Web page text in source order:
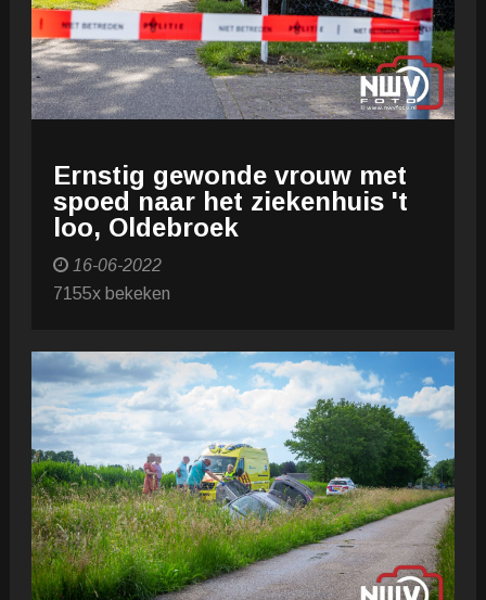
Ernstig gewonde vrouw met
spoed naar het ziekenhuis 't
loo, Oldebroek
16-06-2022
7155x bekeken